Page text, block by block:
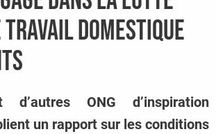
domestique
ONG d’inspiration
un rapport sur les conditions